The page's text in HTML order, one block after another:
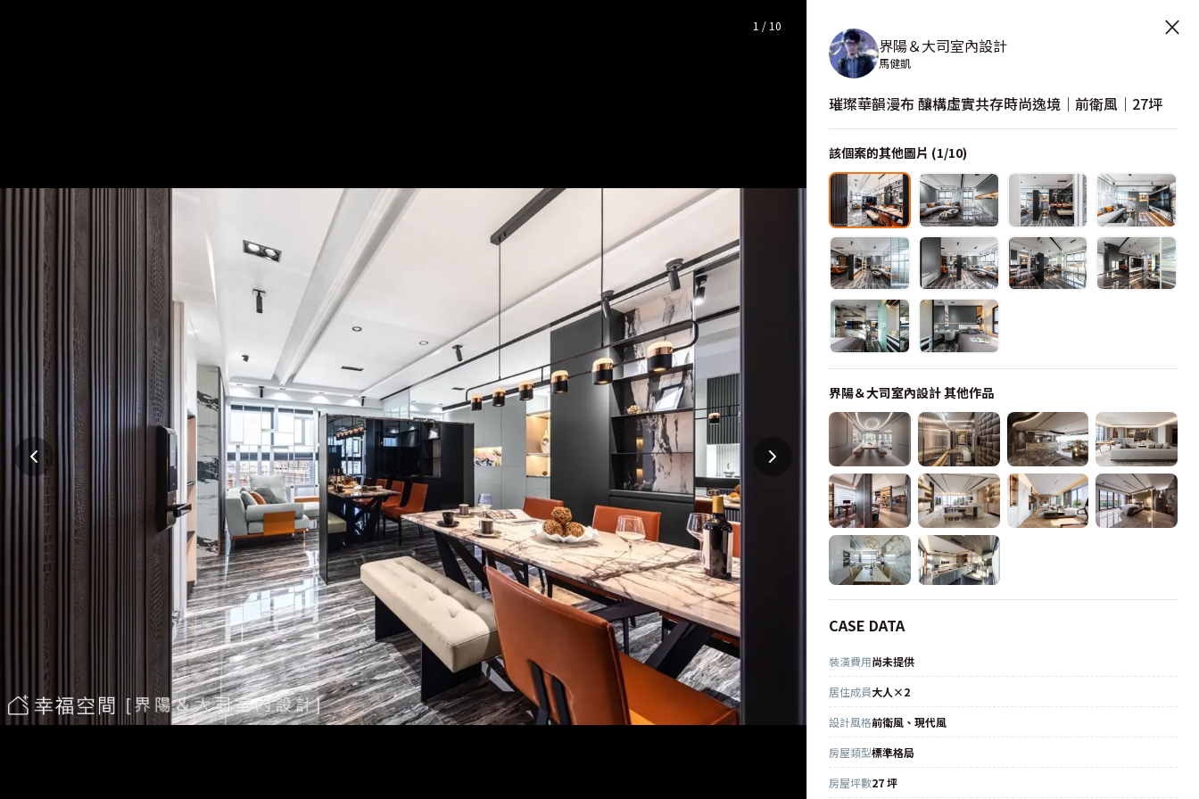
— 完整照片空間靈感
1 / 10 ×
界陽＆大司室內設計
馬健凱
璀璨華韻漫布 釀構虛實共存時尚逸境｜前衛風｜27坪
該個案的其他圖片 (1/10)
界陽＆大司室內設計其他作品
CASE DATA
裝潢費用尚未提供
居住成員大人×2
設計風格前衛風、現代風
房屋類型標準格局
房屋坪數27 坪